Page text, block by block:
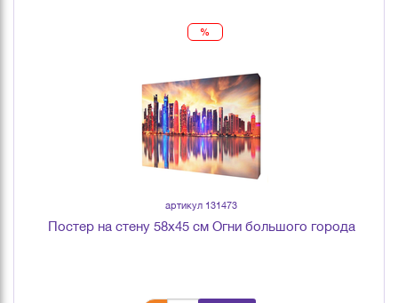
%
артикул 131473
Постер на стену 58х45 см Огни большого города